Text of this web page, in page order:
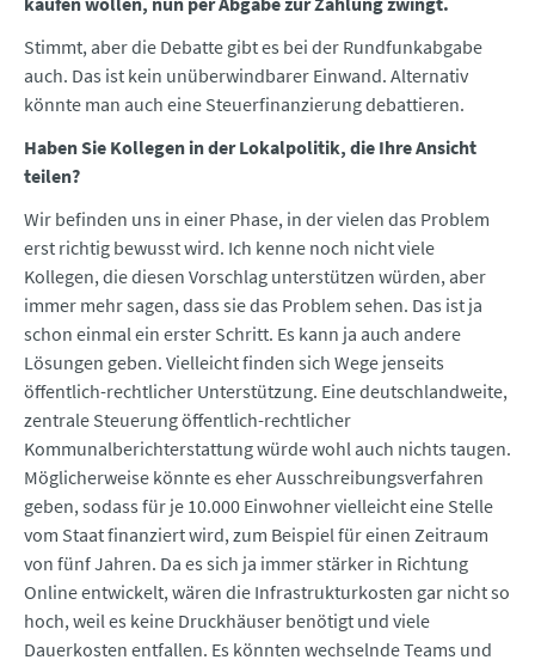
Stimmt, aber die Debatte gibt es bei der Rundfunkabgabe
auch. Das ist kein unüberwindbarer Einwand. Alternativ
könnte man auch eine Steuerfinanzierung debattieren.
Haben Sie Kollegen in der Lokalpolitik, die Ihre Ansicht
teilen?
Wir befinden uns in einer Phase, in der vielen das Problem
erst richtig bewusst wird. Ich kenne noch nicht viele
Kollegen, die diesen Vorschlag unterstützen würden, aber
immer mehr sagen, dass sie das Problem sehen. Das ist ja
schon einmal ein erster Schritt. Es kann ja auch andere
Lösungen geben. Vielleicht finden sich Wege jenseits
öffentlich-rechtlicher Unterstützung. Eine deutschlandweite,
zentrale Steuerung öffentlich-rechtlicher
Kommunalberichterstattung würde wohl auch nichts taugen.
Möglicherweise könnte es eher Ausschreibungsverfahren
geben, sodass für je 10.000 Einwohner vielleicht eine Stelle
vom Staat finanziert wird, zum Beispiel für einen Zeitraum
von fünf Jahren. Da es sich ja immer stärker in Richtung
Online entwickelt, wären die Infrastrukturkosten gar nicht so
hoch, weil es keine Druckhäuser benötigt und viele
Dauerkosten entfallen. Es könnten wechselnde Teams und